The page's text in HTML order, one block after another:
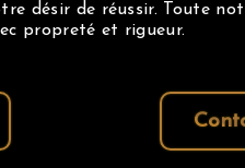
désir de réussir. Toute
propreté et rigueur.